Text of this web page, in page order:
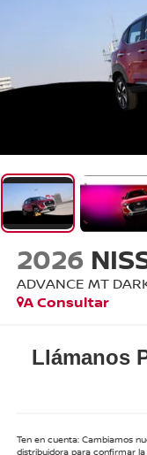
2026
ADVANCE MT
A Consultar
Llámanos
Ten en cuenta: Cambiamos
distribuidora para confirmar la